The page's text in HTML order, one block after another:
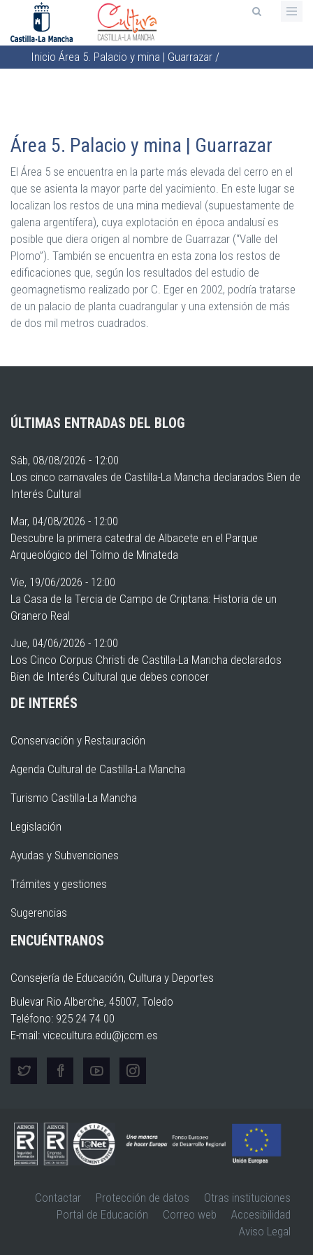
contenido
principal
Sobrescribir
ayuda
a
la
navegación
Inicio Área 5. Palacio y mina | Guarrazar /
Área 5. Palacio y mina | Guarrazar
El Área 5 se encuentra en la parte más elevada del cerro en el
que se asienta la mayor parte del yacimiento. En este lugar se
localizan los restos de una mina medieval (supuestamente de
galena argentífera), cuya explotación en época andalusí es
posible que diera origen al nombre de Guarrazar (“Valle del
Plomo”). También se encuentra en esta zona los restos de
edificaciones que, según los resultados del estudio de
geomagnetismo realizado por C. Eger en 2002, podría tratarse
de un palacio de planta cuadrangular y una extensión de más
de dos mil metros cuadrados.
ÚLTIMAS ENTRADAS DEL BLOG
Sáb, 08/08/2026 - 12:00
Los cinco carnavales de Castilla-La Mancha declarados Bien de
Interés Cultural
Mar, 04/08/2026 - 12:00
Descubre la primera catedral de Albacete en el Parque
Arqueológico del Tolmo de Minateda
Vie, 19/06/2026 - 12:00
La Casa de la Tercia de Campo de Criptana: Historia de un
Granero Real
Jue, 04/06/2026 - 12:00
Los Cinco Corpus Christi de Castilla-La Mancha declarados
Bien de Interés Cultural que debes conocer
DE INTERÉS
Conservación y Restauración
Agenda Cultural de Castilla-La Mancha
Turismo Castilla-La Mancha
Legislación
Ayudas y Subvenciones
Trámites y gestiones
Sugerencias
ENCUÉNTRANOS
Consejería de Educación, Cultura y Deportes
Bulevar Rio Alberche, 45007, Toledo
Teléfono: 925 24 74 00
E-mail: vicecultura.edu@jccm.es
Contactar Protección de datos
Otras instituciones
Portal de Educación
Correo web
Accesibilidad
Aviso Legal